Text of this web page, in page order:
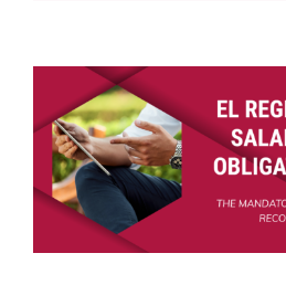
imagen
más
grande